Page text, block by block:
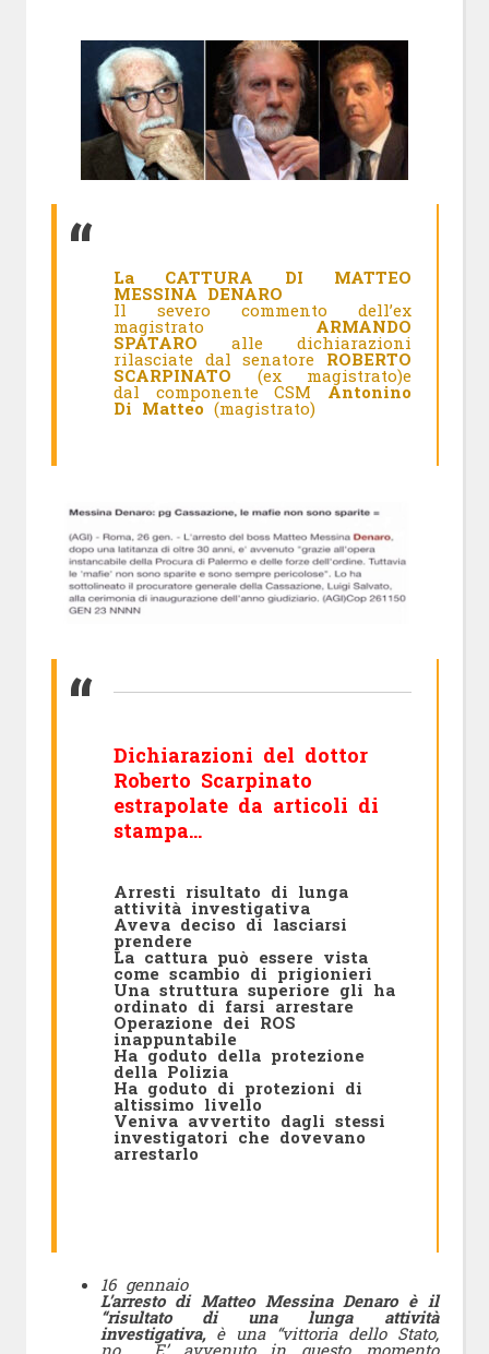
La CATTURA DI MATTEO
MESSINA DENARO
Il severo commento dell’ex
magistrato ARMANDO
SPATARO alle dichiarazioni
rilasciate dal senatore ROBERTO
SCARPINATO (ex magistrato)e
dal componente CSM Antonino
Di Matteo (magistrato)
Dichiarazioni del dottor
Roberto Scarpinato
estrapolate da articoli di
stampa…
Arresti risultato di lunga
attività investigativa
Aveva deciso di lasciarsi
prendere
La cattura può essere vista
come scambio di prigionieri
Una struttura superiore gli ha
ordinato di farsi arrestare
Operazione dei ROS
inappuntabile
Ha goduto della protezione
della Polizia
Ha goduto di protezioni di
altissimo livello
Veniva avvertito dagli stessi
investigatori che dovevano
arrestarlo
16 gennaio
L’arresto di Matteo Messina Denaro è il
“risultato di una lunga attività
investigativa, è una “vittoria dello Stato,